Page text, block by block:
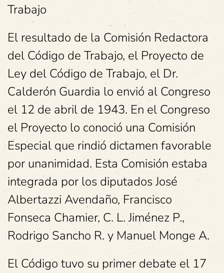
Trabajo
El resultado de la Comisión Redactora
del Código de Trabajo, el Proyecto de
Ley del Código de Trabajo, el Dr.
Calderón Guardia lo envió al Congreso
el 12 de abril de 1943. En el Congreso
el Proyecto lo conoció una Comisión
Especial que rindió dictamen favorable
por unanimidad. Esta Comisión estaba
integrada por los diputados José
Albertazzi Avendaño, Francisco
Fonseca Chamier, C. L. Jiménez P.,
Rodrigo Sancho R. y Manuel Monge A.
El Código tuvo su primer debate el 17